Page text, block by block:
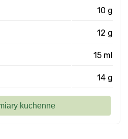
10 g
12 g
15 ml
14 g